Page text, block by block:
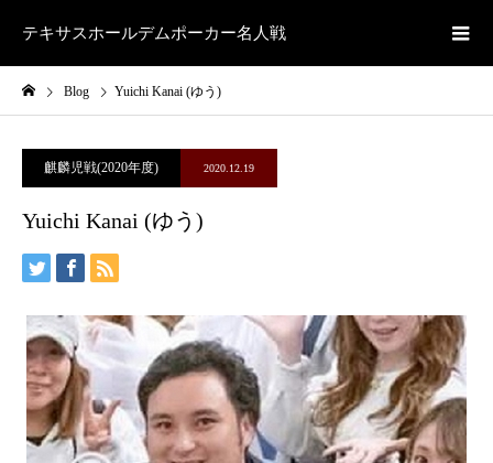
テキサスホールデムポーカー名人戦
Blog Yuichi Kanai (ゆう)
麒麟児戦(2020年度) 2020.12.19
Yuichi Kanai (ゆう)